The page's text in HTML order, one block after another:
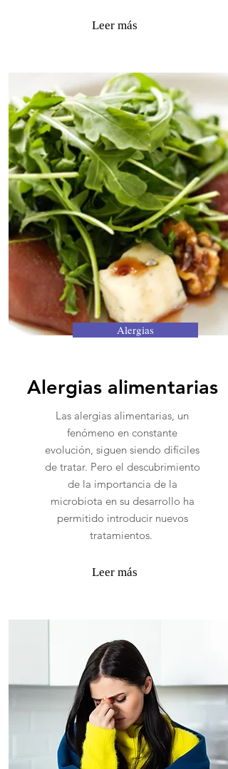
Leer más
Alergias
Alergias alimentarias
Las alergias alimentarias, un
fenómeno en constante
evolución, siguen siendo difíciles
de tratar. Pero el descubrimiento
de la importancia de la
microbiota en su desarrollo ha
permitido introducir nuevos
tratamientos.
Leer más